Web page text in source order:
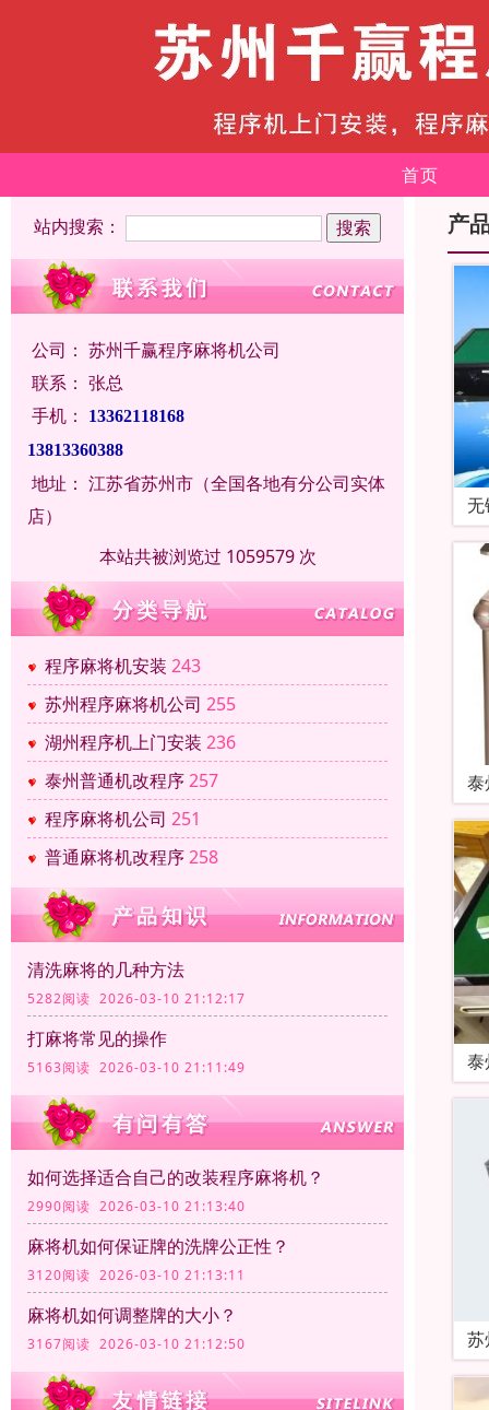
首页
站内搜索：
公司： 苏州千赢程序麻将机公司
联系： 张总
手机：
13362118168
13813360388
地址： 江苏省苏州市（全国各地有分公司实体
店）
本站共被浏览过 1059579 次
程序麻将机安装 243
苏州程序麻将机公司 255
湖州程序机上门安装 236
泰州普通机改程序257
程序麻将机公司 251
普通麻将机改程序258
清洗麻将的几种方法
5282阅读 2026-03-10 21:12:17
打麻将常见的操作
5163阅读 2026-03-10 21:11:49
如何选择适合自己的改装程序麻将机？
2990阅读 2026-03-10 21:13:40
麻将机如何保证牌的洗牌公正性？
3120阅读 2026-03-10 21:13:11
麻将机如何调整牌的大小？
3167阅读 2026-03-10 21:12:50
产
无
泰
泰
苏